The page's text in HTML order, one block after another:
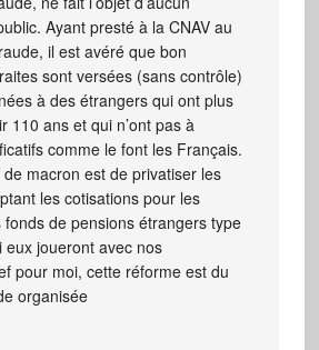
Ayant presté à la CNAV au
il est avéré que bon
sont versées (sans contrôle)
à des étrangers qui ont plus
110 ans et qui n’ont pas à
comme le font les Français.
de macron est de privatiser les
les cotisations pour les
de pensions étrangers type
eux joueront avec nos
pour moi, cette réforme est du
organisée